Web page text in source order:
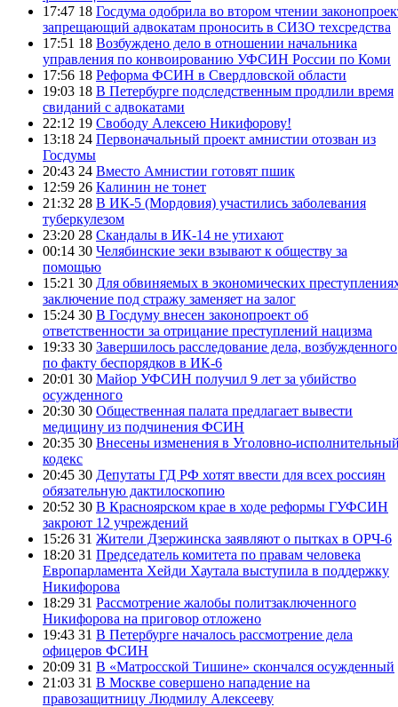
17:47 18 Госдума одобрила во втором чтении
запрещающий адвокатам проносить в СИЗО техсредства
17:51 18 Возбуждено дело в отношении начальника
управления по конвоированию УФСИН России по Коми
17:56 18 Реформа ФСИН в Свердловской области
19:03 18 В Петербурге подследственным продлили время
свиданий с адвокатами
22:12 19 Свободу Алексею Никифорову!
13:18 24 Первоначальный проект амнистии отозван из
Госдумы
20:43 24 Вместо Амнистии готовят пшик
12:59 26 Калинин не тонет
21:32 28 В ИК-5 (Мордовия) участились заболевания
туберкулезом
23:20 28 Скандалы в ИК-14 не утихают
00:14 30 Челябинские зеки взывают к обществу за
помощью
15:21 30 Для обвиняемых в экономических
заключение под стражу заменяет на залог
15:24 30 В Госдуму внесен законопроект об
ответственности за отрицание преступлений нацизма
19:33 30 Завершилось расследование дела, возбужденного
по факту беспорядков в ИК-6
20:01 30 Майор УФСИН получил 9 лет за убийство
осужденного
20:30 30 Общественная палата предлагает вывести
медицину из подчинения ФСИН
20:35 30 Внесены изменения в Уголовно-
кодекс
20:45 30 Депутаты ГД РФ хотят ввести для всех россиян
обязательную дактилоскопию
20:52 30 В Красноярском крае в ходе реформы ГУФСИН
закроют 12 учреждений
15:26 31 Жители Дзержинска заявляют о пытках в ОРЧ-6
18:20 31 Председатель комитета по правам человека
Европарламента Хейди Хаутала выступила в поддержку
Никифорова
18:29 31 Рассмотрение жалобы политзаключенного
Никифорова на приговор отложено
19:43 31 В Петербурге началось рассмотрение дела
офицеров ФСИН
20:09 31 В «Матросской Тишине» скончался осужденный
21:03 31 В Москве совершено нападение на
правозащитницу Людмилу Алексееву